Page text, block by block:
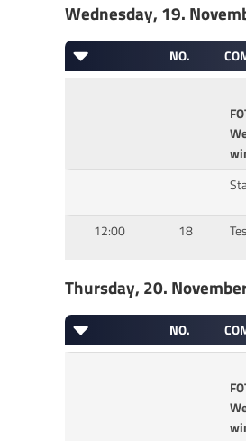
Wednesday, 19.
NO.
12:00 18
Thursday, 20.
NO.